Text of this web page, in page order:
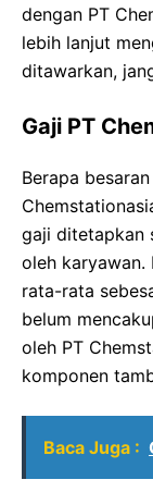
dengan PT
lebih lanjut
ditawarkan,
Gaji PT
Berapa
gaji ditetapkan
oleh karyawan.
rata-rata
belum
oleh PT
komponen
Baca Juga :